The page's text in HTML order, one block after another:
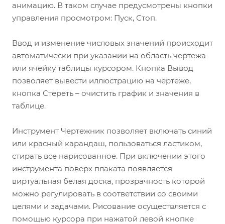
анимацию. В таком случае предусмотрены кнопки
управления просмотром: Пуск, Стоп.
Ввод и изменение числовых значений происходит
автоматически при указании на область чертежа
или ячейку таблицы курсором. Кнопка Вывод
позволяет вывести иллюстрацию на чертеже,
кнопка Стереть – очистить график и значения в
таблице.
Инструмент Чертежник позволяет включать синий
или красный карандаш, пользоваться ластиком,
стирать все нарисованное. При включении этого
инструмента поверх плаката появляется
виртуальная белая доска, прозрачность которой
можно регулировать в соответствии со своими
целями и задачами. Рисование осуществляется с
помощью курсора при нажатой левой кнопке